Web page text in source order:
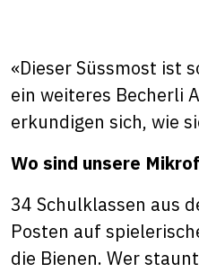
«Dieser Süssmost ist
ein weiteres Becherli
erkundigen sich, wie
Wo sind unsere
34 Schulklassen aus
Posten auf
die Bienen. Wer